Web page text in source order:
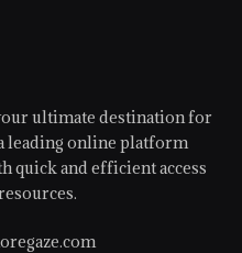
ultimate destination for
leading online platform
quick and efficient access